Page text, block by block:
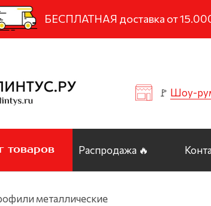
БЕСПЛАТНАЯ доставка от
🚩 Шоу-
товаров Распродажа 🔥
металлические